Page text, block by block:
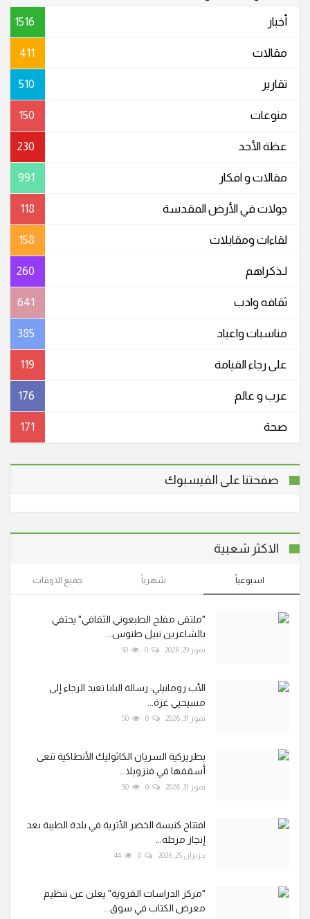
أخبار 1516
مقالات 411
تقارير 510
منوعات 150
عظة الأحد 230
مقالات و افكار 991
جولات في الأرض المقدسة 118
لقاءات ومقابلات 158
لـذكراهم 260
ثقافه وادب 641
مناسبات واعیاد 385
على رجاء القيامة 119
عرب و عالم 176
صحة 171
صفحتنا على الفيسبوك
الاكثر شعبية
اسبوعياً شهرياً جميع الاوقات
"ملتقى مفلح الطبعوني الثقافي" يحتفي
بالشاعرين نبيل طنوس...
تموز 29, 2026 0
50
الأب رومانيلي: رسالة البابا تعيد الرجاء إلى
مسيحيي غزة...
تموز 31, 2026 0
50
بطريركية السريان الكاثوليك الأنطاكية تنعى
أسقفها في فنزويلا...
تموز 31, 2026 0
50
افتتاح كنيسة الخضر الأثرية في بلدة الطيبة بعد
إنجاز مرحلة...
حزيران 25, 2026 0
44
"مركز الدراسات القروية" يعلن عن تنظيم
معرض الكتاب في سوق...